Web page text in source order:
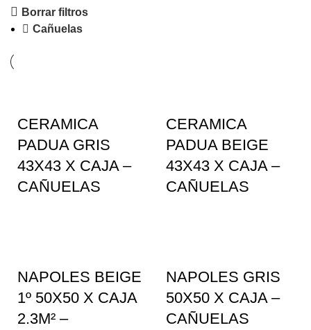
Borrar filtros
Cañuelas
CERAMICA
PADUA GRIS
43X43 X CAJA –
CAÑUELAS
CERAMICA
PADUA BEIGE
43X43 X CAJA –
CAÑUELAS
NAPOLES BEIGE
1º 50X50 X CAJA
2.3M² –
NAPOLES GRIS
50X50 X CAJA –
CAÑUELAS